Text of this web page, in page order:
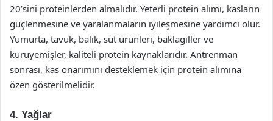
20’sini proteinlerden almalıdır. Yeterli protein alımı, kasların
güçlenmesine ve yaralanmaların iyileşmesine yardımcı olur.
Yumurta, tavuk, balık, süt ürünleri, baklagiller ve
kuruyemişler, kaliteli protein kaynaklarıdır. Antrenman
sonrası, kas onarımını desteklemek için protein alımına
özen gösterilmelidir.
4. Yağlar